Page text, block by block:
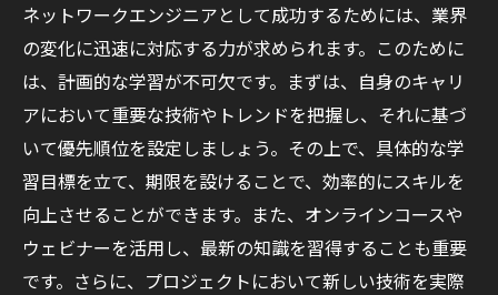
自己学習のモチベーションを維持する方法
視覚的コンテンツを活用した学びの効果
オンラインとオフラインを組み合わせたハ
イブリッド学習法
仲間と学ぶオンラインコミュニティの活用
法
学びの成果を確認するためのオンラインテ
ストの活用
ネットワークエンジニアとして成功するためには、業界
の変化に迅速に対応する力が求められます。このために
は、計画的な学習が不可欠です。まずは、自身のキャリ
アにおいて重要な技術やトレンドを把握し、それに基づ
いて優先順位を設定しましょう。その上で、具体的な学
習目標を立て、期限を設けることで、効率的にスキルを
向上させることができます。また、オンラインコースや
ウェビナーを活用し、最新の知識を習得することも重要
です。さらに、プロジェクトにおいて新しい技術を実際